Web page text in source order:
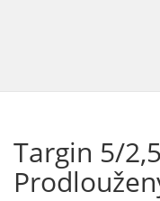
Targin 5/